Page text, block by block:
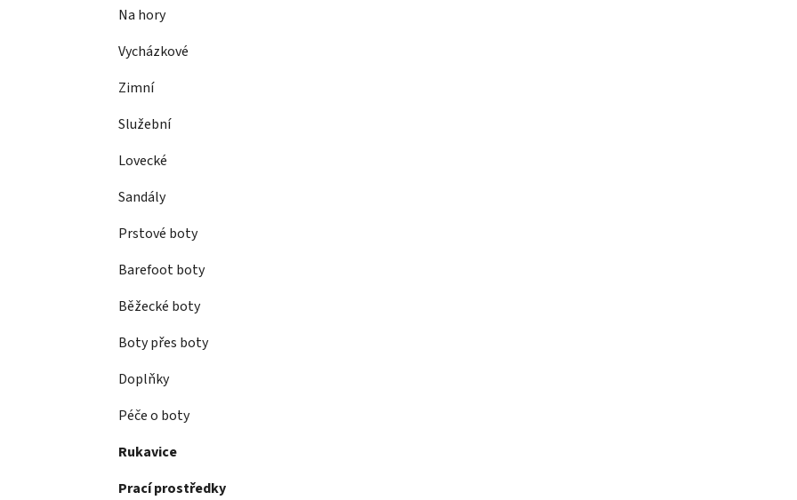
Na hory
Vycházkové
Zimní
Služební
Lovecké
Sandály
Prstové boty
Barefoot boty
Běžecké boty
Boty přes boty
Doplňky
Péče o boty
Rukavice
Prací prostředky